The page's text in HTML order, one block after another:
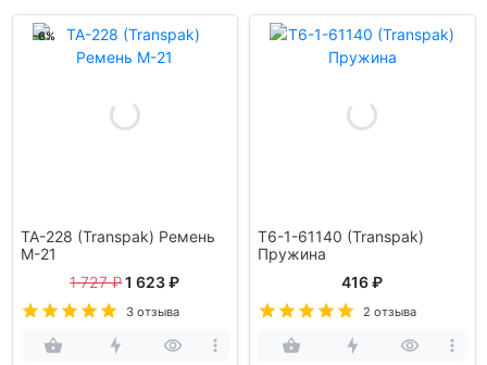
-6%
TA-228 (Transpak) Ремень
М-21
1 727 ₽1 623 ₽
3 отзыва
T6-1-61140 (Transpak)
Пружина
416 ₽
2 отзыва